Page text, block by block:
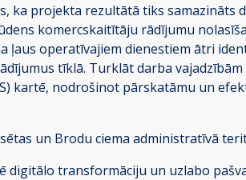
ka projekta rezultātā tiks samazināts
komercskaitītāju rādījumu
ļaus operatīvajiem dienestiem ātri
tīklā. Turklāt darba vajadzībām
kartē, nodrošinot pārskatāmu un
un Brodu ciema administratīvā
digitālo transformāciju un uzlabo